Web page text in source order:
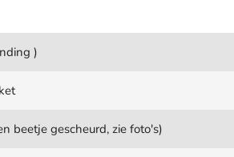
)
beetje gescheurd, zie foto's)